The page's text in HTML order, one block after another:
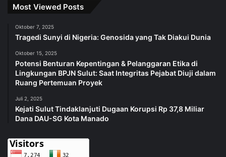
Most Viewed Posts
Oktober 7, 2025
Tragedi Sunyi di Nigeria: Genosida yang Tak Diakui Dunia
Oktober 15, 2025
Potensi Benturan Kepentingan & Pelanggaran Etika di
Lingkungan BPJN Sulut: Saat Integritas Pejabat Diuji dalam
Ruang Pertemuan Proyek
Juli 2, 2025
Kejati Sulut Tindaklanjuti Dugaan Korupsi Rp 37,8 Miliar
Dana DAU-SG Kota Manado